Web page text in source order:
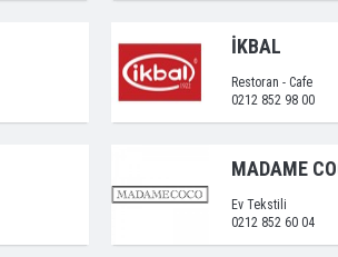
İKBAL
Restoran - Cafe
0212 852 98 00
MADAME
Ev Tekstili
0212 852 60 04